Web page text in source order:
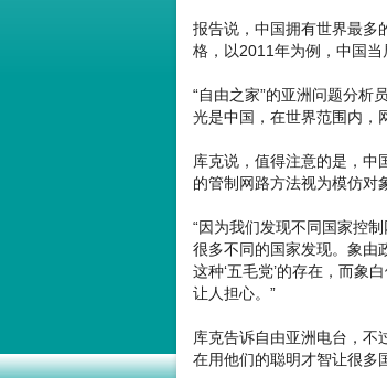
报告说，中国拥有世界最多
格，以2011年为例，中国当
“自由之家”的亚洲问题分析
光是中国，在世界范围内，
库克说，值得注意的是，中
的管制网路方法视为模仿对
“因为我们发现不同国家控
很多不同的国家发现。象由
这种‘五毛党’的存在，而象
让人担心。”
库克告诉自由亚洲电台，不
在用他们的聪明才智让很多